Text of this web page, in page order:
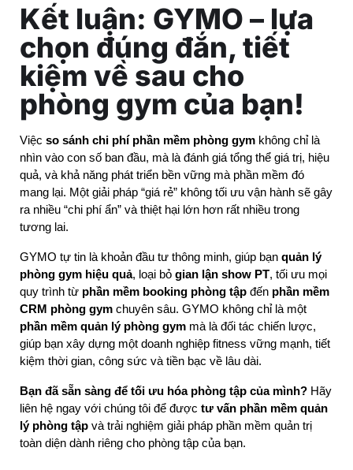
Kết luận: GYMO – lựa
chọn đúng đắn, tiết
kiệm về sau cho
phòng gym của bạn!
Việc so sánh chi phí phần mềm phòng gym không chỉ là
nhìn vào con số ban đầu, mà là đánh giá tổng thể giá trị, hiệu
quả, và khả năng phát triển bền vững mà phần mềm đó
mang lại. Một giải pháp “giá rẻ” không tối ưu vận hành sẽ gây
ra nhiều “chi phí ẩn” và thiệt hại lớn hơn rất nhiều trong
tương lai.
GYMO tự tin là khoản đầu tư thông minh, giúp bạn quản lý
phòng gym hiệu quả, loại bỏ gian lận show PT, tối ưu mọi
quy trình từ phần mềm booking phòng tập đến phần mềm
CRM phòng gym
phần mềm quản lý phòng gym mà là đối tác chiến lược,
giúp bạn xây dựng một doanh nghiệp fitness vững mạnh, tiết
kiệm thời gian, công sức và tiền bạc về lâu dài.
Bạn đã sẵn sàng để tối ưu hóa phòng tập của mình? Hãy
liên hệ ngay với chúng tôi để được tư vấn phần mềm quản
lý phòng tập và trải nghiệm giải pháp phần mềm quản trị
toàn diện dành riêng cho phòng tập của bạn.